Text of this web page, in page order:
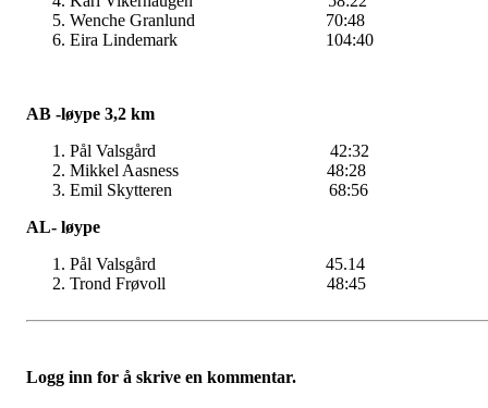
Wenche Granlund 70:48
Eira Lindemark 104:40
AB -løype 3,2 km
Pål Valsgård 42:32
Mikkel Aasness 48:28
Emil Skytteren 68:56
AL- løype
Pål Valsgård 45.14
Trond Frøvoll 48:45
Logg inn for å skrive en kommentar.